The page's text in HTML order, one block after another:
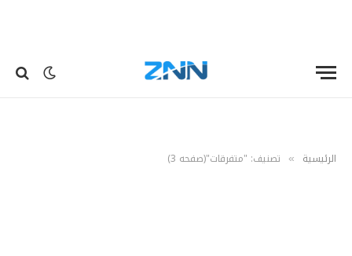
الرئيسية » تصنيف: "متفرقات"(صفحه 3)